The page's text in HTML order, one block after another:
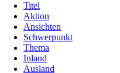
Titel
Aktion
Ansichten
Schwerpunkt
Thema
Inland
Ausland